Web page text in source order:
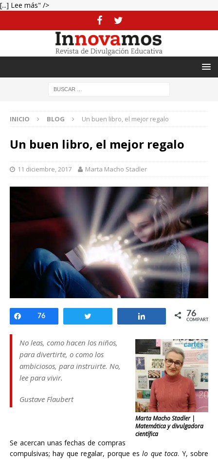
[...] Lee más" />
INICIO BLOG Un buen libro, el mejor regalo
Un buen libro, el mejor regalo
11 diciembre, 2017 Marta Macho Stadler
Compartir
76 Compartir 76
COMPARTIR
Marta Macho Stadler |
Matemática y divulgadora
científica
No leas, como hacen los niños,
para divertirte, o como los
ambiciosos, para instruirte. No,
lee para vivir.
Gustave Flaubert
Se acercan unas fechas de compras
compulsivas; hay que regalar, porque eslo que toca. Y, sobre